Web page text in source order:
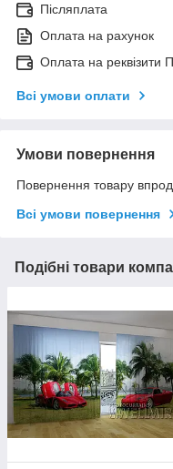
Післяплата
Оплата на рахунок
Оплата на реквізити
Всі умови оплати
Умови повернення
Повернення товару
Всі умови повернення
Подібні товари